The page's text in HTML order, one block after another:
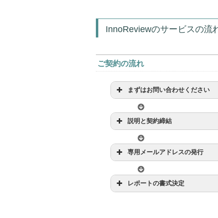
InnoReviewのサービスの流
ご契約の流れ
まずはお問い合わせください
説明と契約締結
専用メールアドレスの発行
レポートの書式決定